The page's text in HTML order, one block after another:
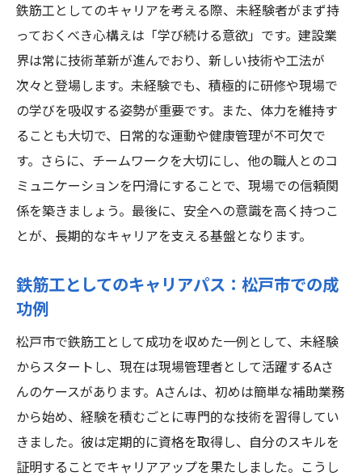
松戸市での鉄筋工としての将来の展望
未経験からのスキル習得とその重要性
鉄筋工としてのキャリアビジョンを描く
松戸市の鉄筋工業界での成長の機会
成功者に学ぶ、鉄筋工としての成長ストー
リー
未経験者が鉄筋工として成長するための秘訣松
戸市でのキャリアアップ
鉄筋工としてのキャリアアップのポイント
松戸市で未経験からキャリアを築くための
方法
未経験者が鉄筋工として成功するためのヒ
ント
松戸市での鉄筋工としてのキャリア形成
成功事例から学ぶ、鉄筋工としての成長の
秘訣
鉄筋工としてのキャリアを考える際、未経験者がまず持
っておくべき心構えは「学び続ける意欲」です。建設業
界は常に技術革新が進んでおり、新しい技術や工法が
次々と登場します。未経験でも、積極的に研修や現場で
の学びを吸収する姿勢が重要です。また、体力を維持す
ることも大切で、日常的な運動や健康管理が不可欠で
す。さらに、チームワークを大切にし、他の職人とのコ
ミュニケーションを円滑にすることで、現場での信頼関
係を築きましょう。最後に、安全への意識を高く持つこ
とが、長期的なキャリアを支える基盤となります。
鉄筋工としてのキャリアパス：松戸市での成
功例
松戸市で鉄筋工として成功を収めた一例として、未経験
からスタートし、現在は現場管理者として活躍するAさ
んのケースがあります。Aさんは、初めは簡単な補助業務
から始め、経験を積むごとに専門的な技術を習得してい
きました。彼は定期的に資格を取得し、自分のスキルを
証明することでキャリアアップを果たしました。こうし